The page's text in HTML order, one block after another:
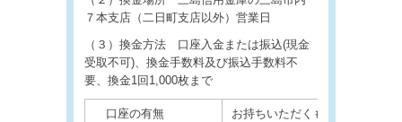
７本支店（二日町支店以外）営業日
（３）換金方法 口座入金または振込(現金
受取不可)、換金手数料及び振込手数料不
要、換金1回1,000枚まで
口座の有無 お持ちいただくもの